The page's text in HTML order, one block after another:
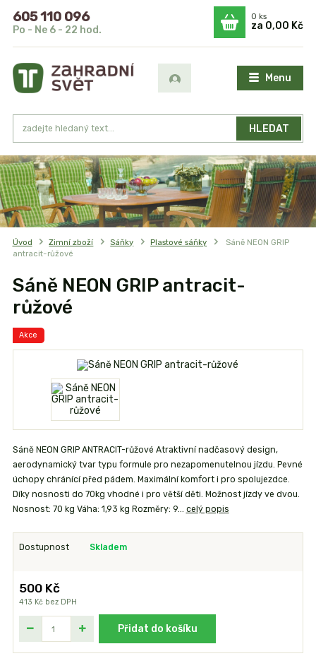
Menu
HLEDAT
605 110 096
Po - Ne 6 - 22 hod.
0ks
za 0,00 Kč
Úvod Zimní zboží Sáňky Plastové sáňky
Sáně NEON GRIP
antracit-růžové
Sáně NEON GRIP antracit-
růžové
Akce
Sáně NEON GRIP ANTRACIT-růžové Atraktivní nadčasový design,
aerodynamický tvar typu formule pro nezapomenutelnou jízdu. Pevné
úchopy chránící před pádem. Maximální komfort i pro spolujezdce.
Díky nosnosti do 70kg vhodné i pro větší děti. Možnost jízdy ve dvou.
Nosnost: 70 kg Váha: 1,93 kg Rozměry: 9... celý popis
Dostupnost Skladem
500 Kč
413 Kč bez DPH
Přidat do košíku